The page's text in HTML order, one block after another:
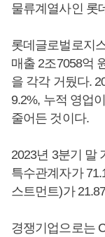
물류계열사인 롯
롯데글로벌로지
매출 2조7058억
을 각각 거뒀다.
9.2%, 누적 영업
줄어든 것이다.
2023년 3분기 말
특수관계자가
스트먼트)가
경쟁기업으로는